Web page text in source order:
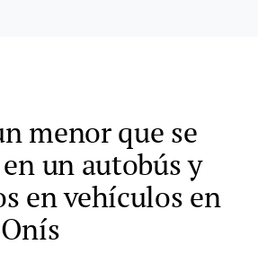
menor que se
un autobús y
en vehículos en